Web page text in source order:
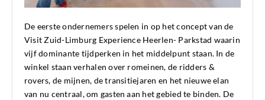
De eerste ondernemers spelen in op het concept van de
Visit Zuid-Limburg Experience Heerlen- Parkstad waarin
vijf dominante tijdperken in het middelpunt staan. In de
winkel staan verhalen over romeinen, de ridders &
rovers, de mijnen, de transitiejaren en het nieuwe elan
van nu centraal, om gasten aan het gebied te binden. De